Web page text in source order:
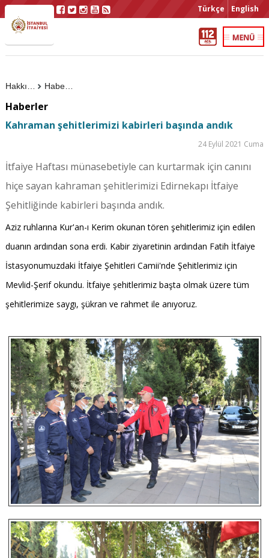
Türkçe English
Haberler
Haberler
Kahraman şehitlerimizi kabirleri başında andık
24 Eylül 2021 Cuma
İtfaiye Haftası münasebetiyle can kurtarmak için canını
hiçe sayan kahraman şehitlerimizi Edirnekapı İtfaiye
Şehitliğinde kabirleri başında andık.
Aziz ruhlarına Kur'an-ı Kerim okunan tören şehitlerimiz için edilen
duanın ardından sona erdi. Kabir ziyaretinin ardından Fatih İtfaiye
İstasyonumuzdaki İtfaiye Şehitleri Camii'nde Şehitlerimiz için
Mevlid-Şerif okundu. İtfaiye şehitlerimiz başta olmak üzere tüm
şehitlerimize saygı, şükran ve rahmet ile anıyoruz.